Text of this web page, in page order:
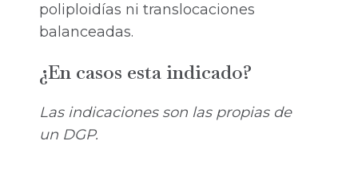
poliploidías ni translocaciones
balanceadas.
¿En casos esta indicado?
Las indicaciones son las propias de
un DGP.